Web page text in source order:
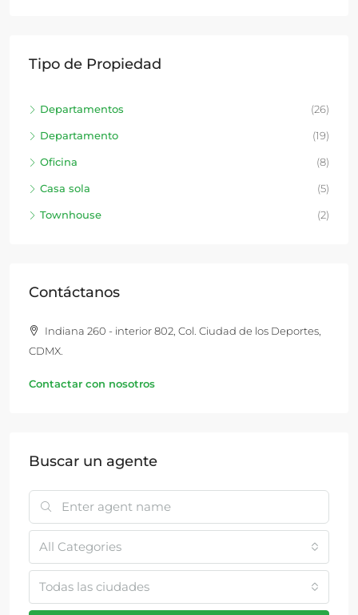
Tipo de Propiedad
Departamentos (26)
Departamento (19)
Oficina (8)
Casa sola (5)
Townhouse (2)
Contáctanos
Indiana 260 - interior 802, Col. Ciudad de los Deportes,
CDMX.
Contactar con nosotros
Buscar un agente
All Categories
Todas las ciudades